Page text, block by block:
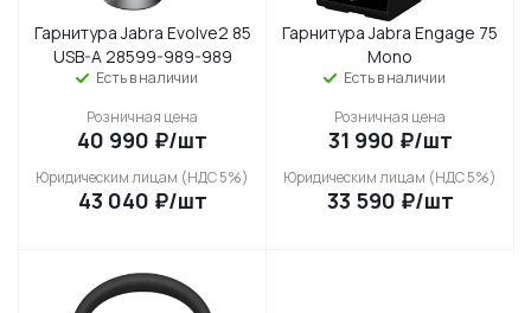
Гарнитура Jabra Evolve2 85
USB-A 28599-989-989
Есть в наличии
Розничная цена
40 990 ₽/шт
Юридическим лицам (НДС 5%)
43 040 ₽/шт
Гарнитура Jabra Engage 75
Mono
Есть в наличии
Розничная цена
31 990 ₽/шт
Юридическим лицам (НДС 5%)
33 590 ₽/шт